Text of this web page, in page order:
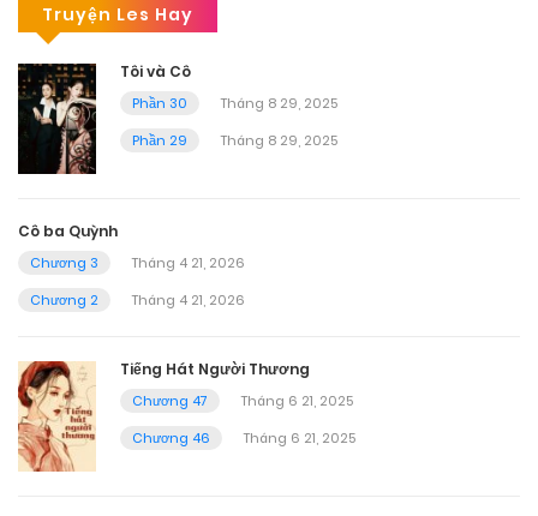
Truyện Les Hay
Tôi và Cô
Phần 30
Tháng 8 29, 2025
Phần 29
Tháng 8 29, 2025
Cô ba Quỳnh
Chương 3
Tháng 4 21, 2026
Chương 2
Tháng 4 21, 2026
Tiếng Hát Người Thương
Chương 47
Tháng 6 21, 2025
Chương 46
Tháng 6 21, 2025